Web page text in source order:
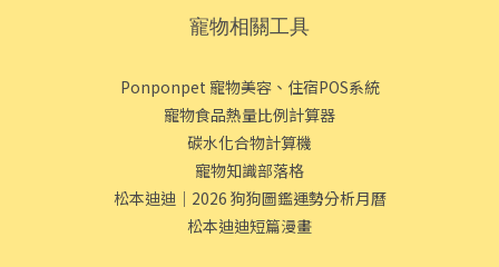
寵物相關工具
Ponponpet 寵物美容、住宿POS系統
寵物食品熱量比例計算器
碳水化合物計算機
寵物知識部落格
松本迪迪｜2026 狗狗圖鑑運勢分析月曆
松本迪迪短篇漫畫